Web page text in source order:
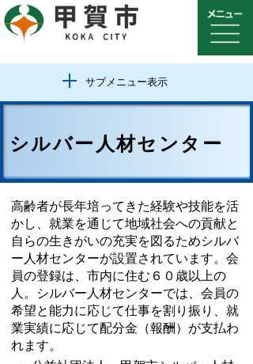
サブメニュー表示
シルバー人材センター
高齢者が長年培ってきた経験や技能を活
かし、就業を通じて地域社会への貢献と
自らの生きがいの充実を図るためシルバ
ー人材センターが設置されています。会
員の登録は、市内に住む６０歳以上の
人。シルバー人材センターでは、会員の
希望と能力に応じて仕事を割り振り、就
業実績に応じて配分金（報酬）が支払わ
れます。